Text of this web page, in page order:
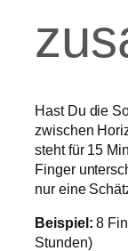
Hast Du die
zwischen
steht für 15
Finger
nur eine
Beispiel: 8
Stunden)